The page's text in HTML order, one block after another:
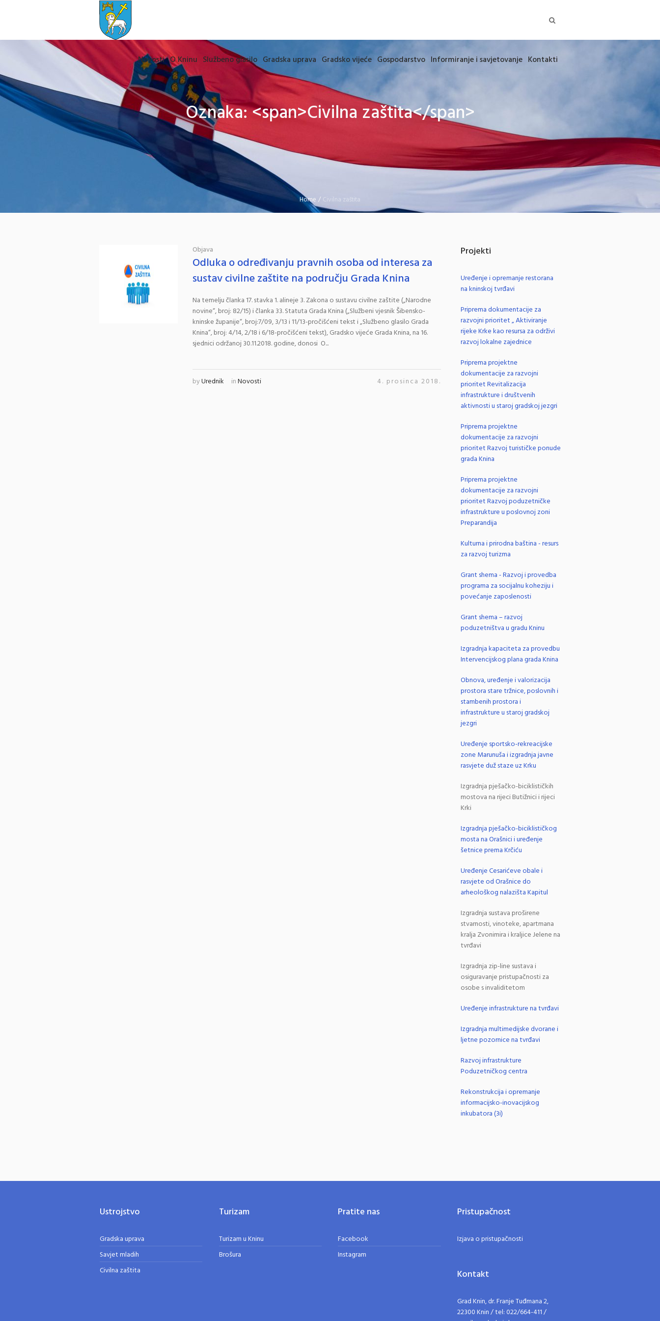
Novosti O Kninu Službeno glasilo Gradska uprava Gradsko vijeće Gospodarstvo Informiranje i savjetovanje Kontakti
Oznaka: <span>Civilna zaštita</span>
Home /Civilna zaštita
Objava
Odluka o određivanju pravnih osoba od interesa za
sustav civilne zaštite na području Grada Knina
Na temelju članka 17. stavka 1. alineje 3. Zakona o sustavu civilne zaštite („Narodne
novine“, broj: 82/15) i članka 33. Statuta Grada Knina („Službeni vjesnik Šibensko-
kninske županije“, broj:7/09, 3/13 i 11/13-pročišćeni tekst i „Službeno glasilo Grada
Knina“, broj: 4/14, 2/18 i 6/18-pročišćeni tekst), Gradsko vijeće Grada Knina, na 16.
sjednici održanoj 30.11.2018. godine, donosi O...
byUrednik inNovosti 4. prosinca 2018.
Projekti
Uređenje i opremanje restorana
na kninskoj tvrđavi
Priprema dokumentacije za
razvojni prioritet „ Aktiviranje
rijeke Krke kao resursa za održivi
razvoj lokalne zajednice
Priprema projektne
dokumentacije za razvojni
prioritet Revitalizacija
infrastrukture i društvenih
aktivnosti u staroj gradskoj jezgri
Priprema projektne
dokumentacije za razvojni
prioritet Razvoj turističke ponude
grada Knina
Priprema projektne
dokumentacije za razvojni
prioritet Razvoj poduzetničke
infrastrukture u poslovnoj zoni
Preparandija
Kulturna i prirodna baština - resurs
za razvoj turizma
Grant shema - Razvoj i provedba
programa za socijalnu koheziju i
povećanje zaposlenosti
Grant shema – razvoj
poduzetništva u gradu Kninu
Izgradnja kapaciteta za provedbu
Intervencijskog plana grada Knina
Obnova, uređenje i valorizacija
prostora stare tržnice, poslovnih i
stambenih prostora i
infrastrukture u staroj gradskoj
jezgri
Uređenje sportsko-rekreacijske
zone Marunuša i izgradnja javne
rasvjete duž staze uz Krku
Izgradnja pješačko-biciklističkih
mostova na rijeci Butižnici i rijeci
Krki
Izgradnja pješačko-biciklističkog
mosta na Orašnici i uređenje
šetnice prema Krčiću
Uređenje Cesarićeve obale i
rasvjete od Orašnice do
arheološkog nalazišta Kapitul
Izgradnja sustava proširene
stvarnosti, vinoteke, apartmana
kralja Zvonimira i kraljice Jelene na
tvrđavi
Izgradnja zip-line sustava i
osiguravanje pristupačnosti za
osobe s invaliditetom
Uređenje infrastrukture na tvrđavi
Izgradnja multimedijske dvorane i
ljetne pozornice na tvrđavi
Razvoj infrastrukture
Poduzetničkog centra
Rekonstrukcija i opremanje
informacijsko-inovacijskog
inkubatora (3i)
Ustrojstvo
Gradska uprava
Savjet mladih
Civilna zaštita
Turizam
Turizam u Kninu
Brošura
Pratite nas
Facebook
Instagram
Pristupačnost
Izjava o pristupačnosti
Kontakt
Grad Knin, dr. Franje Tuđmana 2,
22300 Knin / tel: 022/664-411 /